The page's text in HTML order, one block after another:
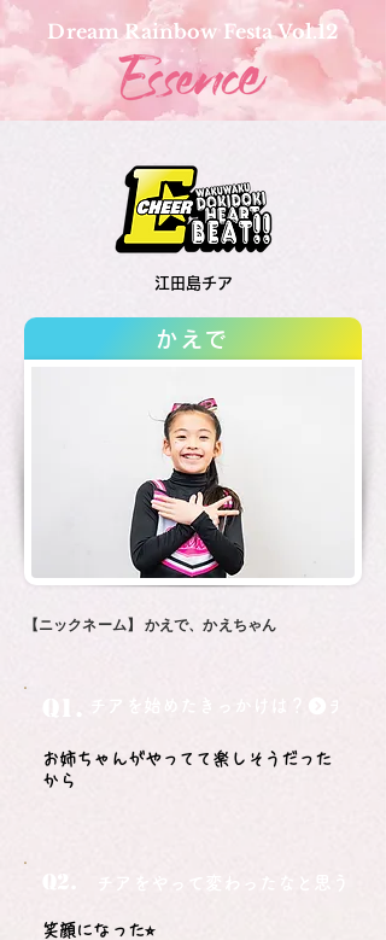
Dream Rainbow Festa Vol.12
江田島チア
かえで
【ニックネーム】 かえで、かえちゃん
お姉ちゃんがやってて楽しそうだった
から
笑顔になった⭐︎